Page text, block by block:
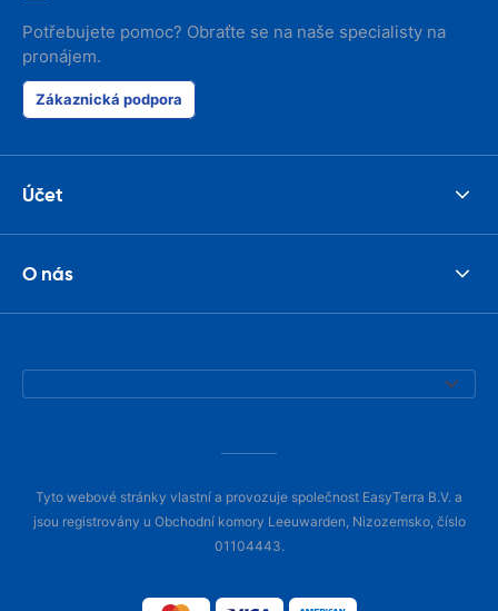
Potřebujete pomoc? Obraťte se na naše specialisty na
pronájem.
Zákaznická podpora
Účet
O nás
Tyto webové stránky vlastní a provozuje společnost EasyTerra B.V. a
jsou registrovány u Obchodní komory Leeuwarden, Nizozemsko, číslo
01104443.